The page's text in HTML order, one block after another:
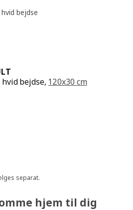
bejdse, 120x30 cm
3.1 Ud af 5 Stjerner. Anmeldelser i
separat.
bejdse
hjem til dig